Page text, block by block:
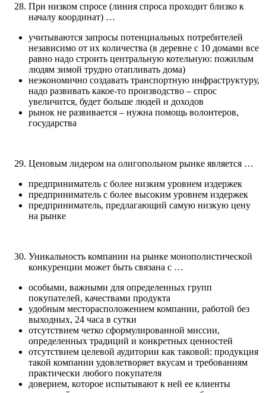
При низком спросе (линия спроса проходит близко к
началу координат) …
учитываются запросы потенциальных потребителей
независимо от их количества (в деревне с 10 домами все
равно надо строить центральную котельную: пожилым
людям зимой трудно отапливать дома)
неэкономично создавать транспортную инфраструктуру,
надо развивать какое-то производство – спрос
увеличится, будет больше людей и доходов
рынок не развивается – нужна помощь волонтеров,
государства
Ценовым лидером на олигопольном рынке является …
предприниматель с более низким уровнем издержек
предприниматель с более высоким уровнем издержек
предприниматель, предлагающий самую низкую цену
на рынке
Уникальность компании на рынке монополистической
конкуренции может быть связана с …
особыми, важными для определенных групп
покупателей, качествами продукта
удобным месторасположением компании, работой без
выходных, 24 часа в сутки
отсутствием четко сформулированной миссии,
определенных традиций и конкретных ценностей
отсутствием целевой аудитории как таковой: продукция
такой компании удовлетворяет вкусам и требованиям
практически любого покупателя
доверием, которое испытывают к ней ее клиенты